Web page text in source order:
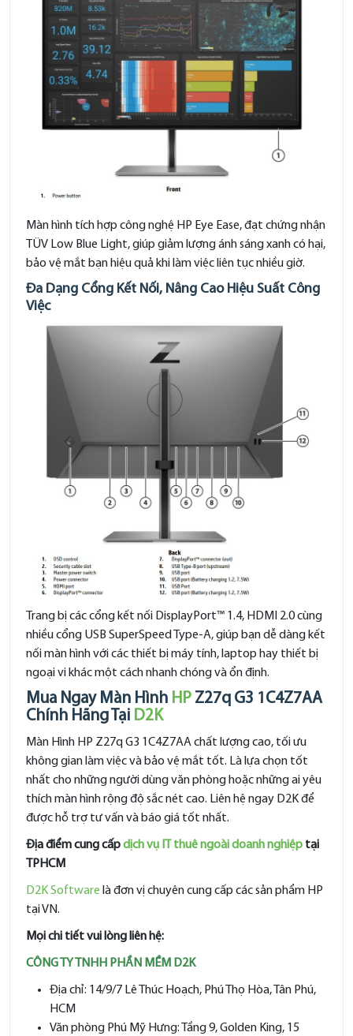
Màn hình tích hợp công nghệ HP Eye Ease, đạt chứng nhận
TÜV Low Blue Light, giúp giảm lượng ánh sáng xanh có hại,
bảo vệ mắt bạn hiệu quả khi làm việc liên tục nhiều giờ.
Đa Dạng Cổng Kết Nối, Nâng Cao Hiệu Suất Công
Việc
Trang bị các cổng kết nối DisplayPort™ 1.4, HDMI 2.0 cùng
nhiều cổng USB SuperSpeed Type-A, giúp bạn dễ dàng kết
nối màn hình với các thiết bị máy tính, laptop hay thiết bị
ngoại vi khác một cách nhanh chóng và ổn định.
Mua Ngay Màn Hình HP Z27q G3 1C4Z7AA
Chính Hãng Tại D2K
Màn Hình HP Z27q G3 1C4Z7AA chất lượng cao, tối ưu
không gian làm việc và bảo vệ mắt tốt. Là lựa chọn tốt
nhất cho những người dùng văn phòng hoặc những ai yêu
thích màn hình rộng độ sắc nét cao. Liên hệ ngay D2K để
được hỗ trợ tư vấn và báo giá tốt nhất.
Địa điểm cung cấpdịch vụ IT thuê ngoài doanh nghiệp tại
TPHCM
D2K Software là đơn vị chuyên cung cấp các sản phẩm HP
tại VN.
Mọi chi tiết vui lòng liên hệ:
CÔNG TY TNHH PHẦN MỀM D2K
Địa chỉ: 14/9/7 Lê Thúc Hoạch, Phú Thọ Hòa, Tân Phú,
HCM
Văn phòng Phú Mỹ Hưng: Tầng 9, Golden King, 15